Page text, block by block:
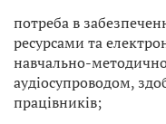
потреба в
ресурсами та
навчально-
аудіосупроводом,
працівників;